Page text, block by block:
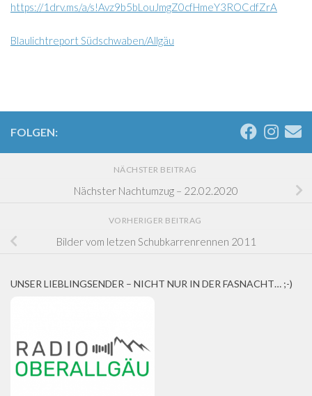
https://1drv.ms/a/s!Avz9b5bLouJmgZ0cfHmeY3ROCdfZrA
Blaulichtreport Südschwaben/Allgäu
FOLGEN:
NÄCHSTER BEITRAG
Nächster Nachtumzug – 22.02.2020
VORHERIGER BEITRAG
Bilder vom letzen Schubkarrenrennen 2011
UNSER LIEBLINGSENDER – NICHT NUR IN DER FASNACHT… ;-)